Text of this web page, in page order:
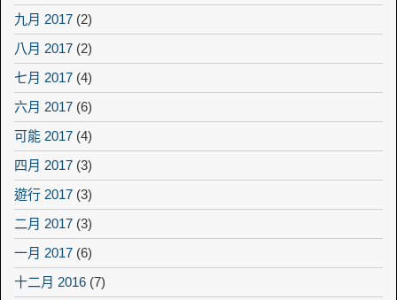
九月 2017 (2)
八月 2017 (2)
七月 2017 (4)
六月 2017 (6)
可能 2017 (4)
四月 2017 (3)
遊行 2017 (3)
二月 2017 (3)
一月 2017 (6)
十二月 2016 (7)